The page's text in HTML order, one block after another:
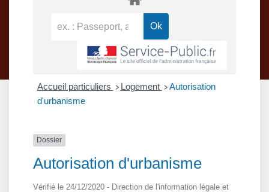
Accueil particuliers > Logement > Autorisation
d'urbanisme
Dossier
Autorisation d'urbanisme
Vérifié le 24/12/2020 - Direction de l'information légale et